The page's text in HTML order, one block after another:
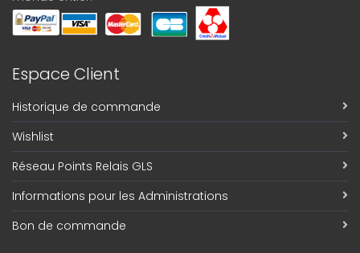
Espace Client
Historique de commande
Wishlist
Réseau Points Relais GLS
Informations pour les Administrations
Bon de commande